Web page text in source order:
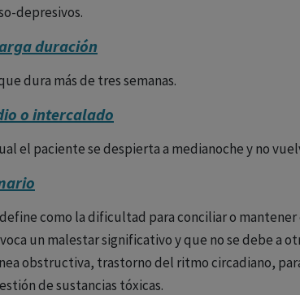
depresivos.
duración
dura más de tres semanas.
o intercalado
el paciente se despierta a medianoche y no
define como la dificultad para conciliar o
un malestar significativo y que no se debe a
obstructiva, trastorno del ritmo circadiano,
de sustancias tóxicas.